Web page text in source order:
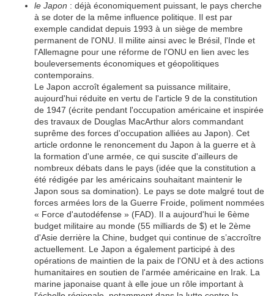
le Japon : déjà économiquement puissant, le pays cherche
à se doter de la même influence politique. Il est par
exemple candidat depuis 1993 à un siège de membre
permanent de l'ONU. Il milite ainsi avec le Brésil, l'Inde et
l'Allemagne pour une réforme de l'ONU en lien avec les
bouleversements économiques et géopolitiques
contemporains.
Le Japon accroît également sa puissance militaire,
aujourd'hui réduite en vertu de l'article 9 de la constitution
de 1947 (écrite pendant l'occupation américaine et inspirée
des travaux de Douglas MacArthur alors commandant
suprême des forces d'occupation alliées au Japon). Cet
article ordonne le renoncement du Japon à la guerre et à
la formation d'une armée, ce qui suscite d'ailleurs de
nombreux débats dans le pays (idée que la constitution a
été rédigée par les américains souhaitant maintenir le
Japon sous sa domination). Le pays se dote malgré tout de
forces armées lors de la Guerre Froide , poliment nommées
« Force d'autodéfense » (FAD). Il a aujourd'hui le 6ème
budget militaire au monde (55 milliards de $) et le 2ème
d'Asie derrière la Chine, budget qui continue de s’accroître
actuellement. Le Japon a également participé à des
opérations de maintien de la paix de l'ONU et à des actions
humanitaires en soutien de l'armée américaine en Irak. La
marine japonaise quant à elle joue un rôle important à